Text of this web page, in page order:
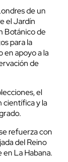
de un
el Jardín
Botánico de
para la
en apoyo a la
de
el
científica y la
refuerza con
del Reino
La Habana.